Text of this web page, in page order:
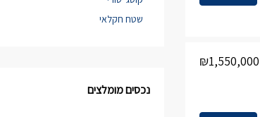
₪1,550,000
שטח חקלאי
נכסים מומלצים